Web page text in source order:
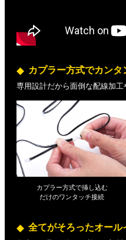
カプラー方式でカンタ
専用設計だから面倒な配線加
カプラー方式で挿し込む
だけのワンタッチ接続
全てがそろったオール